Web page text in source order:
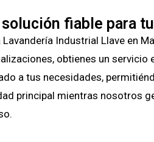
solución fiable para
Lavandería Industrial Llave en
obtienes un servicio
a tus necesidades,
principal mientras nosotros